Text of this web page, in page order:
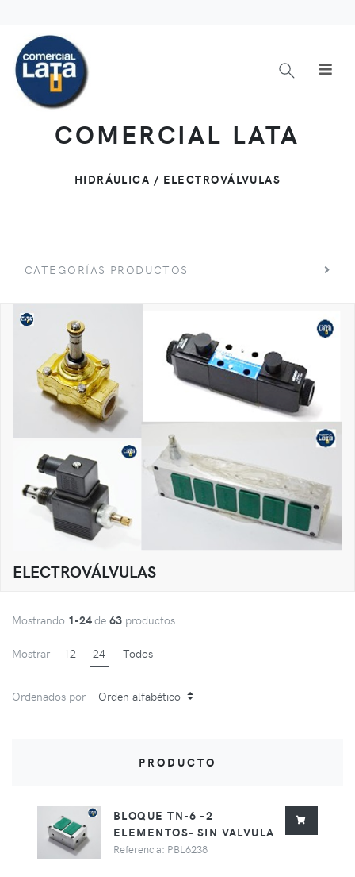
COMERCIAL LATA
HIDRÁULICA / ELECTROVÁLVULAS
CATEGORÍAS PRODUCTOS
ELECTROVÁLVULAS
Mostrando 1-24de 63 productos
Mostrar 12 24 Todos
Ordenados por
PRODUCTO
BLOQUE TN-6 -2
ELEMENTOS- SIN VALVULA
Referencia: PBL6238